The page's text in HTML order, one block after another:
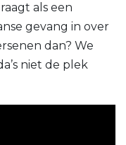
als een
gevang in over
dan? We
niet de plek